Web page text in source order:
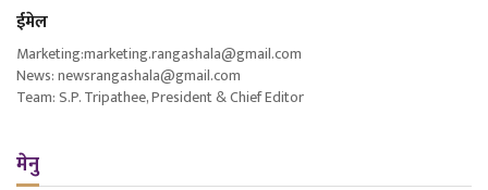
ईमेल
Marketing:marketing.rangashala@gmail.com
News: newsrangashala@gmail.com
Team: S.P. Tripathee, President & Chief Editor
मेनु